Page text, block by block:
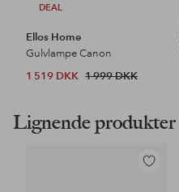
DEAL
Ellos Home
Gulvlampe Canon
1 519 DKK 1 999 DKK
Lignende produkter
Tilføj